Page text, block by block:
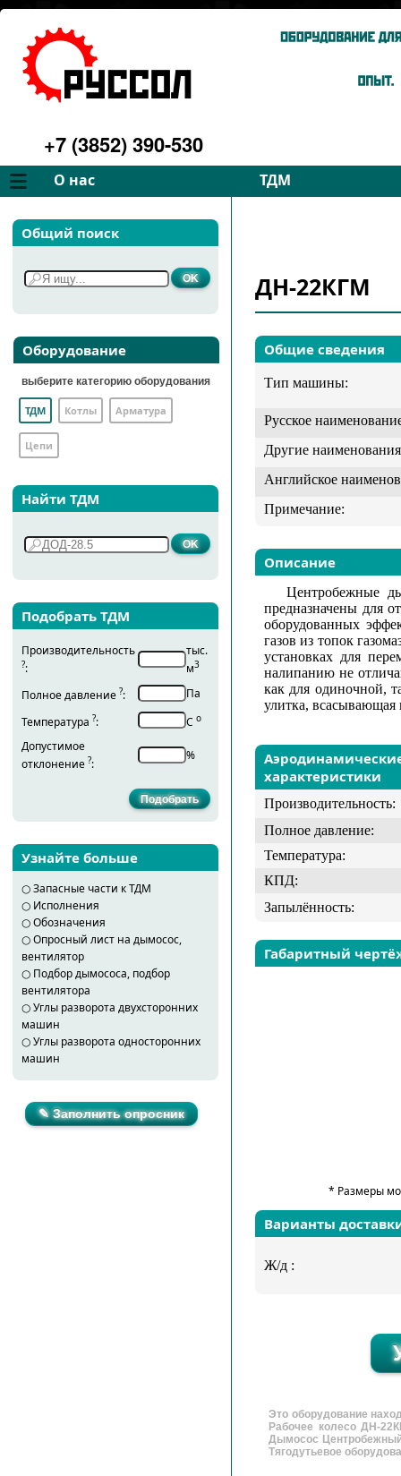
+7 (3852) 390-530
О нас ТДМ
Компания
Философия
Услуги
Галерея
Контакты
Запчасти
Подбор
Общий поиск
Оборудование
выберите категорию оборудования
ТДМ Котлы Арматура
Цепи
Найти ТДМ
Подобрать ТДМ
Производительность
?:
тыс.
м3
Полное давление ?:
Па
Температура ?: С о
Допустимое
отклонение ?:
%
Узнайте больше
○Запасные части к ТДМ
○ Исполнения
○Обозначения
○Опросный лист на дымосос,
вентилятор
○ Подбор дымососа, подбор
вентилятора
○Углы разворота двухсторонних
машин
○Углы разворота односторонних
машин
✎ Заполнить опросник
ДН-22КГМ
Общие сведения
Тип машины:
Русское
Другие
Английское
Примечание:
Описание
Центробежные
предназначены для
оборудованных
газов из топок
установках для
налипанию не
как для одиночной,
улитка,
характеристики
Производительность:
Полное давление:
Температура:
КПД:
Запылённость:
Габаритный
* Размеры
Варианты
Ж/д :
Это оборудование
Рабочее колесо ДН-
Дымосос
Тягодутьевое